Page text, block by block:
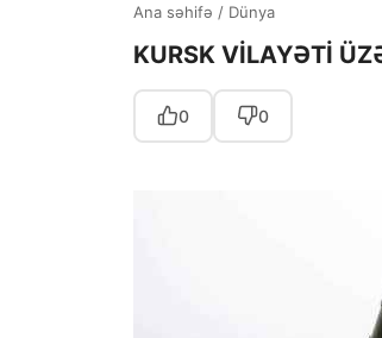
Ana səhifə / Dünya
KURSK VİLAYƏTİ
0 0